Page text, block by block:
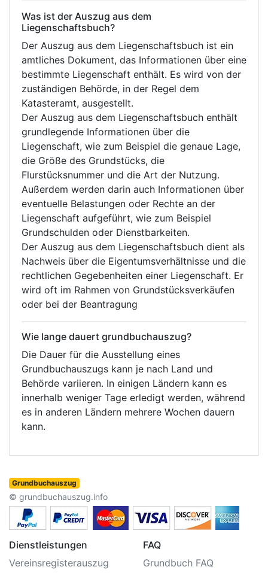
Was ist der Auszug aus dem
Liegenschaftsbuch?
Der Auszug aus dem Liegenschaftsbuch ist ein
amtliches Dokument, das Informationen über eine
bestimmte Liegenschaft enthält. Es wird von der
zuständigen Behörde, in der Regel dem
Katasteramt, ausgestellt.
Der Auszug aus dem Liegenschaftsbuch enthält
grundlegende Informationen über die
Liegenschaft, wie zum Beispiel die genaue Lage,
die Größe des Grundstücks, die
Flurstücksnummer und die Art der Nutzung.
Außerdem werden darin auch Informationen über
eventuelle Belastungen oder Rechte an der
Liegenschaft aufgeführt, wie zum Beispiel
Grundschulden oder Dienstbarkeiten.
Der Auszug aus dem Liegenschaftsbuch dient als
Nachweis über die Eigentumsverhältnisse und die
rechtlichen Gegebenheiten einer Liegenschaft. Er
wird oft im Rahmen von Grundstücksverkäufen
oder bei der Beantragung
Wie lange dauert grundbuchauszug?
Die Dauer für die Ausstellung eines
Grundbuchauszugs kann je nach Land und
Behörde variieren. In einigen Ländern kann es
innerhalb weniger Tage erledigt werden, während
es in anderen Ländern mehrere Wochen dauern
kann.
Grundbuchauszug
© grundbuchauszug.info
Dienstleistungen
Vereinsregisterauszug
FAQ
Grundbuch FAQ